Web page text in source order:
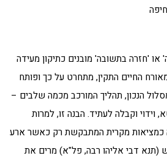
או 'חזרה בתשובה' מובנים כתיקון מעידה
החיים התקין, מתחרט על כך ופותח
הנכון, תהליך המורכב מכמה שלבים –
וקבלה לעתיד. הבנה זו, למרות
כמציאות מקרית המתבקשת רק כאשר ארע
(תנא דבי אליהו רבה, פל"א) מרים את